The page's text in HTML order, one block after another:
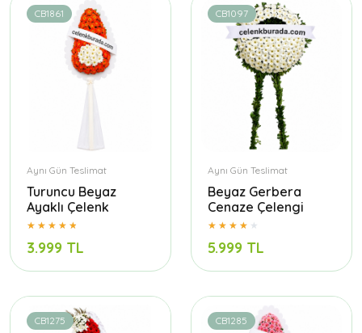
CB1861
Aynı Gün Teslimat
Turuncu Beyaz
Ayaklı Çelenk
3.999 TL
CB1097
Aynı Gün Teslimat
Beyaz Gerbera
Cenaze Çelengi
5.999 TL
CB1275 CB1285